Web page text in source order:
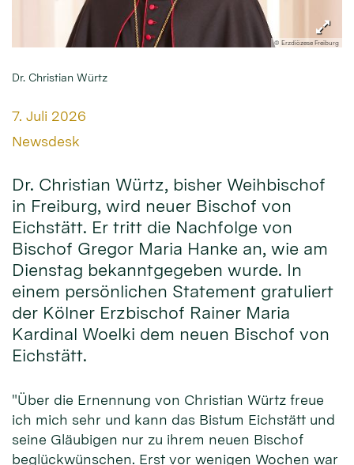
© Erzdiözese Freiburg
Dr. Christian Würtz
Datum:
7. Juli 2026
Von:
Newsdesk
Dr. Christian Würtz, bisher Weihbischof
in Freiburg, wird neuer Bischof von
Eichstätt. Er tritt die Nachfolge von
Bischof Gregor Maria Hanke an, wie am
Dienstag bekanntgegeben wurde. In
einem persönlichen Statement gratuliert
der Kölner Erzbischof Rainer Maria
Kardinal Woelki dem neuen Bischof von
Eichstätt.
"Über die Ernennung von Christian Würtz freue
ich mich sehr und kann das Bistum Eichstätt und
seine Gläubigen nur zu ihrem neuen Bischof
beglückwünschen. Erst vor wenigen Wochen war